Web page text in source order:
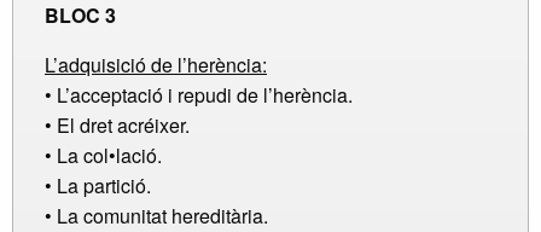
BLOC 3
L’adquisició de l’herència:
• L’acceptació i repudi de l’herència.
• El dret acréixer.
• La col•lació.
• La partició.
• La comunitat hereditària.